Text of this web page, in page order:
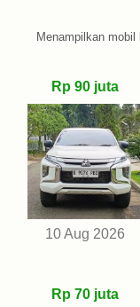
Menampilkan mobil
Rp 90 juta
10 Aug 2026
Rp 70 juta